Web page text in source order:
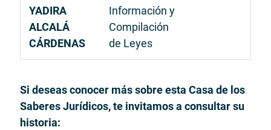
YADIRA
ALCALÁ
CÁRDENAS
Información y
Compilación
de Leyes
Si deseas conocer más sobre esta Casa de los
Saberes Jurídicos, te invitamos a consultar su
historia: